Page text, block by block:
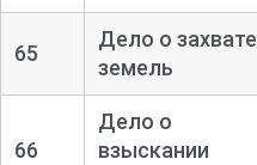
65
Дело о захвате
земель
66
Дело о
взыскании